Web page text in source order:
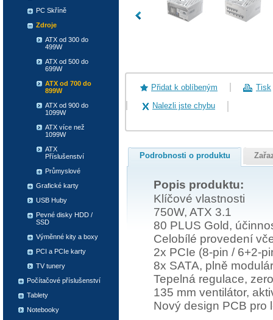
Přidat k oblíbeným
Tisk
Nalezli jste chybu
Podrobnosti o produktu
Popis produktu:
Klíčové vlastnosti
750W, ATX 3.1
80 PLUS Gold,
Celobílé provedení
2x PCIe (8-pin / 6+2-
8x SATA, plně
Tepelná regulace,
135 mm ventilátor,
Nový design PCB pro
PC Skříně
Zdroje
ATX od 300 do
499W
ATX od 500 do
699W
ATX od 700 do
899W
ATX od 900 do
1099W
ATX více než
1099W
ATX
Příslušenství
Průmyslové
Grafické karty
USB Huby
Pevné disky HDD /
SSD
Výměnné kity a boxy
PCI a PCIe karty
TV tunery
Počítačové příslušenství
Tablety
Notebooky